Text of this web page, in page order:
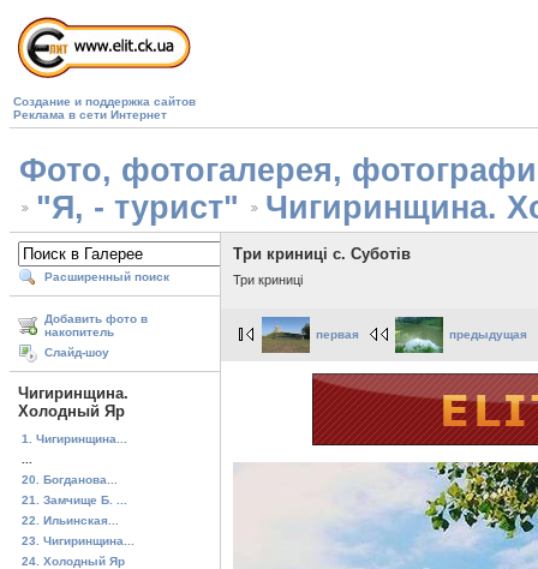
Создание и поддержка сайтов
Реклама в сети Интернет
Фото, фотогалерея,
"Я, - турист"
Чигиринщина.
Расширенный поиск
Добавить фото в
накопитель
Слайд-шоу
Чигиринщина.
Холодный Яр
1. Чигиринщина...
20. Богданова...
21. Замчище Б. ...
22. Ильинская...
23. Чигиринщина...
24. Холодный Яр
Три криниці с. Суботів
Три криниці
первая предыдущая